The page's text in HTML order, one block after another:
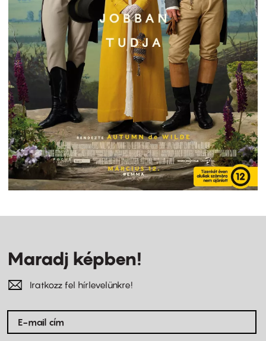
Maradj képben!
Iratkozz fel hírlevelünkre!